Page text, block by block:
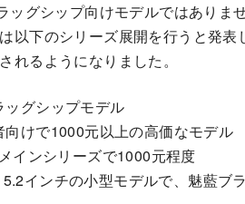
グシップ向けモデルではありませ
以下のシリーズ展開を行うと発
れるようになりました。
グシップモデル
けで1000元以上の高価なモデル
インシリーズで1000元程度
インチの小型モデルで、魅藍ブ